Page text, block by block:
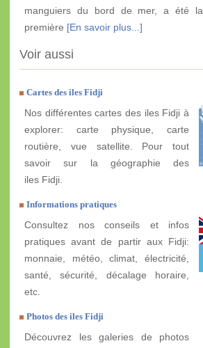
manguiers du bord de mer, a été la
première [En savoir plus...]
Voir aussi
Cartes des iles Fidji
Nos différentes cartes des iles Fidji à
explorer: carte physique, carte
routière, vue satellite. Pour tout
savoir sur la géographie des
iles Fidji.
Informations pratiques
Consultez nos conseils et infos
pratiques avant de partir aux Fidji:
monnaie, météo, climat, électricité,
santé, sécurité, décalage horaire,
etc.
Photos des iles Fidji
Découvrez les galeries de photos